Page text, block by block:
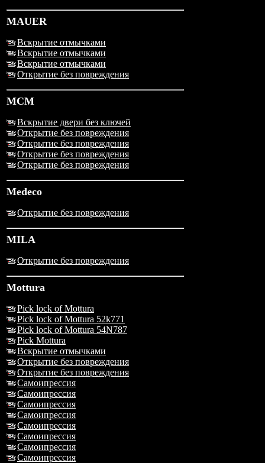
MAUER
Вскрытие отмычками
Вскрытие отмычками
Вскрытие отмычками
Открытие без повреждения
MCM
Вскрытие двери без ключей
Открытие без повреждения
Открытие без повреждения
Открытие без повреждения
Открытие без повреждения
Medeco
Открытие без повреждения
MILA
Открытие без повреждения
Mottura
Pick lock of Mottura
Pick lock of Mottura 52k771
Pick lock of Mottura 54N787
Pick Mottura
Вскрытие отмычками
Открытие без повреждения
Открытие без повреждения
Самоипрессия
Самоипрессия
Самоипрессия
Самоипрессия
Самоипрессия
Самоипрессия
Самоипрессия
Самоипрессия